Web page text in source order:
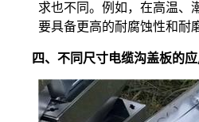
求也不同。例如，在高温、
要具备更高的耐腐蚀性和耐
四、不同尺寸电缆沟盖板的